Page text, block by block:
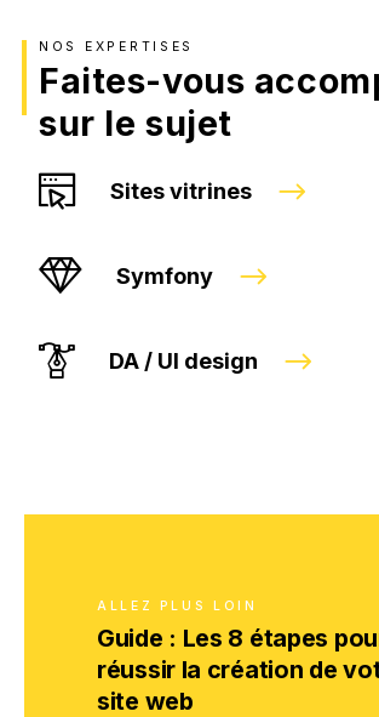
NOS EXPERTISES
Faites-vous
sur le sujet
Sites vitrines
Symfony
DA / UI design
ALLEZ PLUS LOIN
Guide : Les 8 étapes
réussir la création de
site web